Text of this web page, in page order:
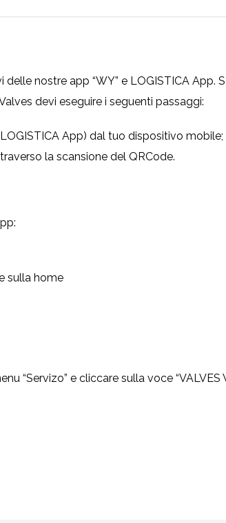
nostre app “WY” e LOGISTICA App.
devi eseguire i seguenti passaggi:
App) dal tuo dispositivo mobile;
la scansione del QRCode.
sulla home
“Servizo” e cliccare sulla voce “VALVES